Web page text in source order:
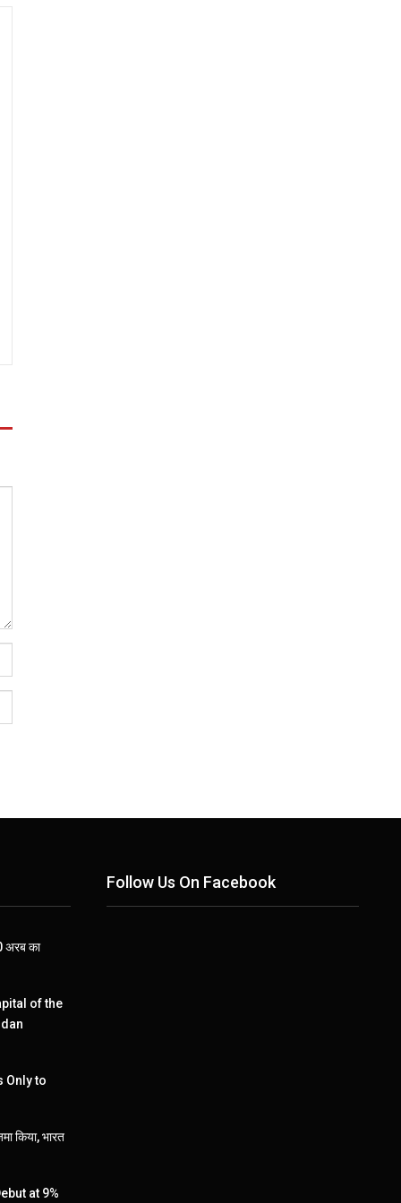
अरब का
of the
Only to
किया, भारत
at 9%
Follow Us On Facebook